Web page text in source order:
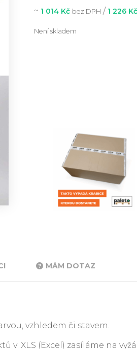
~ 1 014 Kč bez DPH / 1 226 Kč
Není skladem
MÁM DOTAZ
vzhledem či stavem.
v .XLS (Excel) zasíláme na